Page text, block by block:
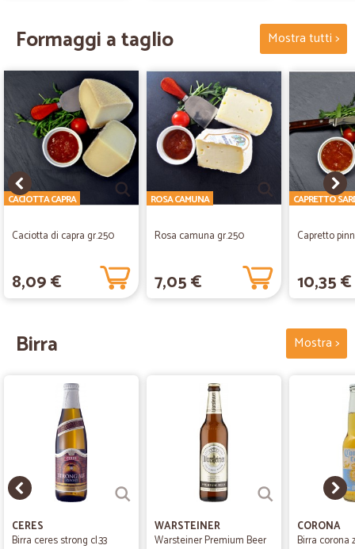
Formaggi a taglio Mostra tutti >
Caciotta di capra gr.250
CACIOTTA CAPRA
8,09 €
Rosa camuna gr.250
ROSA CAMUNA
7,05 €
Capretto
CAPRETTO
10,35 €
Birra Mostra >
CERES
Birra ceres strong cl.33
WARSTEINER
Warsteiner Premium Beer
CORONA
Birra corona